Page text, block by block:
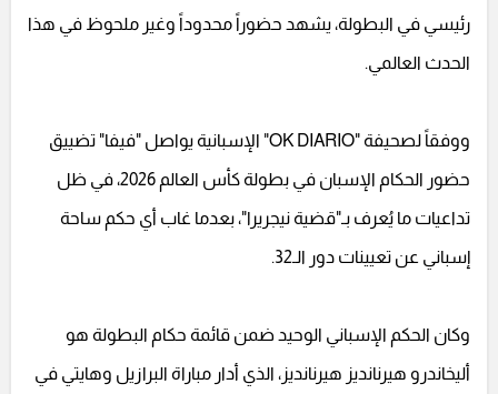
رئيسي في البطولة، يشهد حضوراً محدوداً وغير ملحوظ في هذا
الحدث العالمي.
ووفقاً لصحيفة "OK DIARIO" الإسبانية يواصل "فيفا" تضييق
حضور الحكام الإسبان في بطولة كأس العالم 2026، في ظل
تداعيات ما يُعرف بـ"قضية نيجريرا"، بعدما غاب أي حكم ساحة
إسباني عن تعيينات دور الـ32.
وكان الحكم الإسباني الوحيد ضمن قائمة حكام البطولة هو
أليخاندرو هيرنانديز هيرنانديز، الذي أدار مباراة البرازيل وهايتي في